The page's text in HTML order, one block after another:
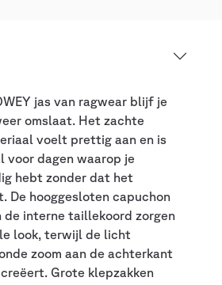
jas van ragwear blijf je
omslaat. Het zachte
voelt prettig aan en is
voor dagen waarop je
hebt zonder dat het
De hooggesloten capuchon
de interne taillekoord zorgen
look, terwijl de licht
zoom aan de achterkant
Grote klepzakken